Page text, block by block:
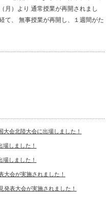
月）より 通常授業が再開されまし
て、 無事授業が再開し、１週間がた
大会北陸大会に出場しました！
場しました！
場しました！
大会が実施されました！
発表大会が実施されました！